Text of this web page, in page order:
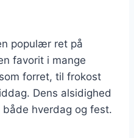
populær ret på
favorit i mange
forret, til frokost
Dens alsidighed
hverdag og fest.